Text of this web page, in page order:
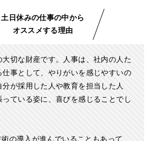
土日休みの仕事の中から
オススメする理由
大切な財産です。人事は、社内の人た
仕事として、やりがいを感じやすいの
分が採用した人や教育を担当した人
っている姿に、喜びを感じることでし
の導入が進んでいることもあって、